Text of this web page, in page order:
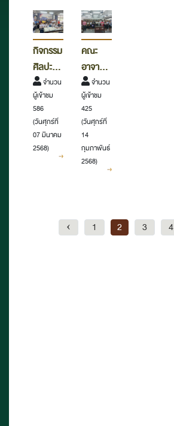
ประจำปี
2569
กิจกรรม
ศิลปะ
การตัด
กระดาษ
สื่อผสม
สร้างสรรค์
ประจำปี
จำนวน
ผู้เข้าชม
586
(วันศุกร์ที่
07 มีนาคม
2568)
คณะ
อาจารย์
และ
นักศึกษา
จาก
มหาวิทยาลัย
ราชภัฏ
นครราชสีมา
ร.๙
จำนวน
ผู้เข้าชม
425
(วันศุกร์ที่
14
กุมภาพันธ์
2568)
‹ 1 2 3 4